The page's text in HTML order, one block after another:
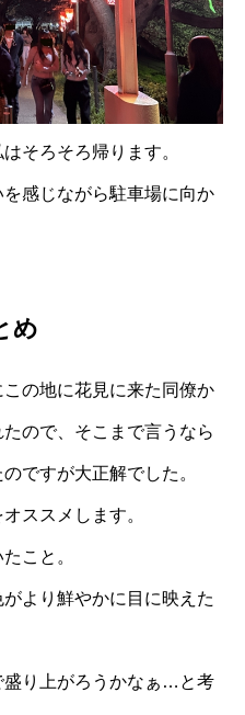
そろそろ帰ります。
感じながら駐車場に向か
め
の地に花見に来た同僚か
ので、そこまで言うなら
ですが大正解でした。
ススメします。
こと。
より鮮やかに目に映えた
盛り上がろうかなぁ…と考